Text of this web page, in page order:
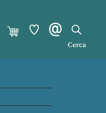
Cerca